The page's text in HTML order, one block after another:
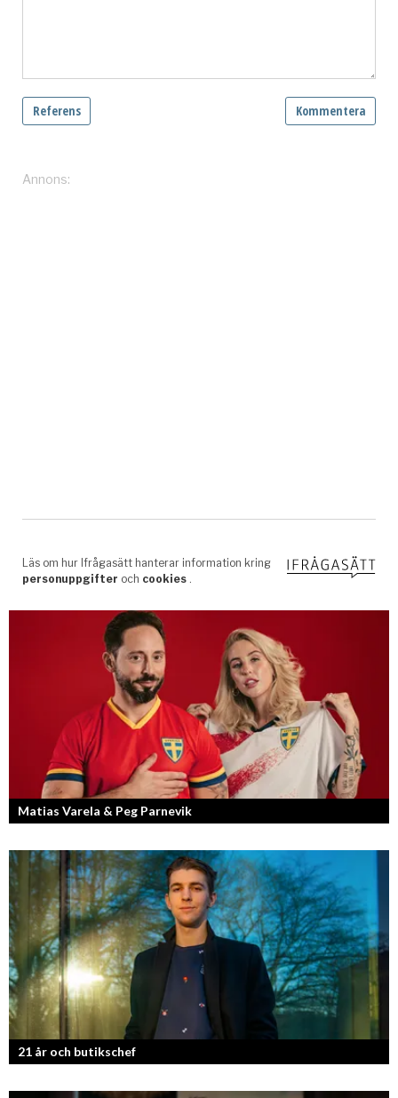
Matias Varela & Peg Parnevik
Här i Sverige så finns det en bred mix av olika nationaliteter från hela
världen och många svenskar har en annan grundnationalitet...
21 år och butikschef